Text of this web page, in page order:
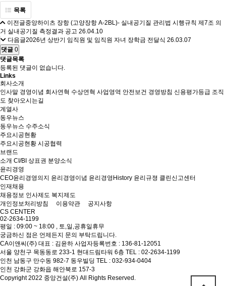
목록
이전글중앙하이츠 장항 (고양장항 A-2BL)- 실내공기질 관리법 시행규칙 제7조 의
거 실내공기질 측정결과 공고 26.04.10
다음글2026년 상반기 임직원 및 임직원 자녀 장학금 전달식 26.03.07
댓글 0
댓글목록
등록된 댓글이 없습니다.
Links
회사소개
인사말 경영이념 회사연혁 수상연혁 사업영역 안전보건 경영방침 신용평가등급 조직
도 찾아오시는길
계열사
동우뉴스
동우뉴스 수주소식
주요시공현황
주요시공현황 시공협력
브랜드
소개 CI/BI 상표권 분양소식
윤리경영
CEO윤리경영의지 윤리경영이념 윤리경영History 윤리규졍 클린신고센터
인재채용
채용정보 인사제도 복지제도
개인정보처리방침
이용약관
공지사항
CS CENTER
02-2634-1199
평일 : 09:00 ~ 18:00 , 토,일,공휴일휴무
궁금하신 점은 언제든지 문의 부탁드립니다.
CA이앤씨(주) 대표 : 김윤하 사업자등록번호 : 136-81-12051
서울 양천구 목동동로 233-1 현대드림타워 6층 TEL : 02-2634-1199
인천 남동구 만수동 982-7 동우빌딩 TEL : 032-934-0404
인천 강화군 강화읍 해안북로 157-3
Copyright 2022 중앙건설(주) All Rights Reserved.